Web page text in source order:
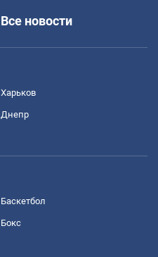
Все новости
Харьков
Днепр
Баскетбол
Бокс